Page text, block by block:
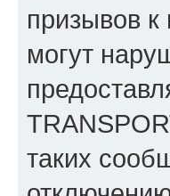
призывов
могут
таких